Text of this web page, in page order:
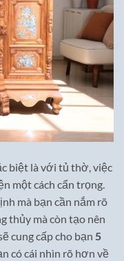
biệt là với tủ thờ, việc
một cách cẩn trọng.
mà bạn cần nắm rõ
thủy mà còn tạo nên
cung cấp cho bạn 5
có cái nhìn rõ hơn về